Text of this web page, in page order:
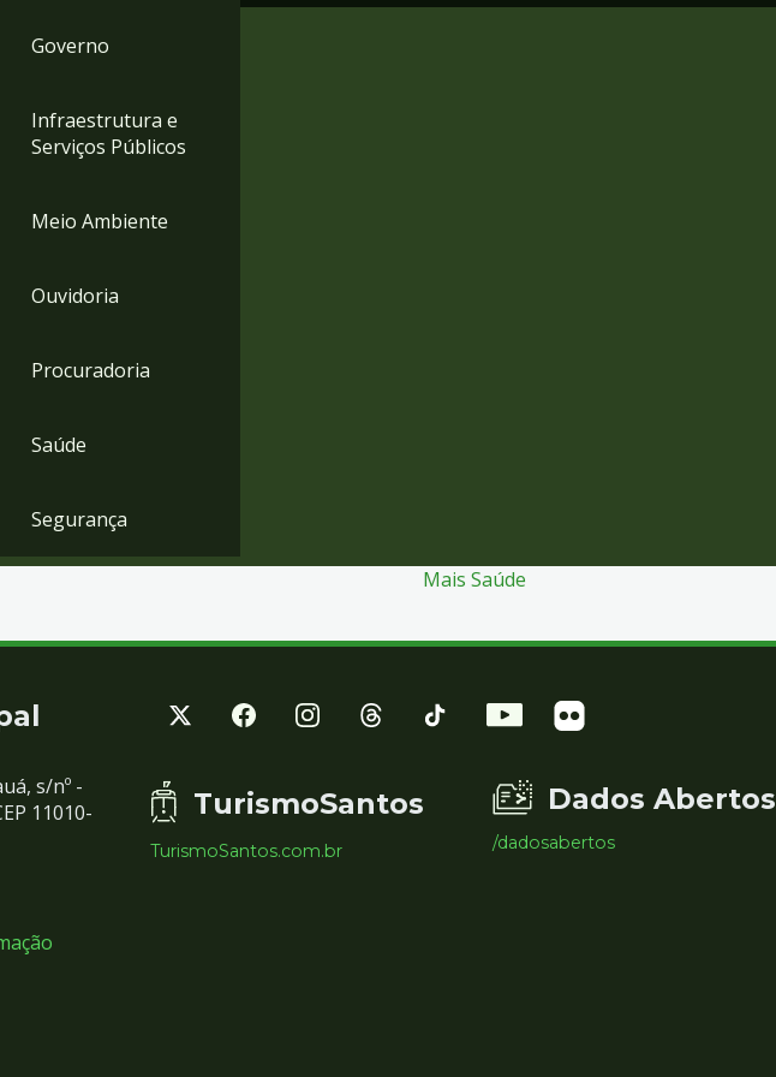
Governo
Infraestrutura e
Serviços Públicos
Meio Ambiente
Ouvidoria
Procuradoria
Saúde
Segurança
Mais Saúde
s/nº -
11010-
TurismoSantos
TurismoSantos.com.br
Dados Abertos
/dadosabertos